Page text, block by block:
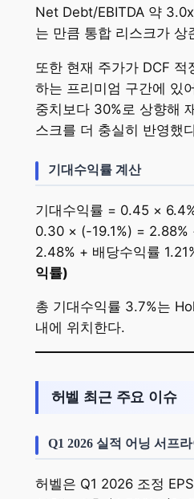
Net Debt/EBITDA 약
는 만큼 통합 리스크가 상
또한 현재 주가가 DCF 적
하는 프리미엄 구간에 있
중치보다 30%로 상향해
스크를 더 충실히 반영했
기대수익률 계산
기대수익률 = 0.45 ×
0.30 × (-19.1%) =
2.48% + 배당수익률
익률)
총 기대수익률 3.7%는
내에 위치한다.
허벨 최근 주요 이슈
Q1 2026 실적 어닝 서프
허벨은 Q1 2026 조정